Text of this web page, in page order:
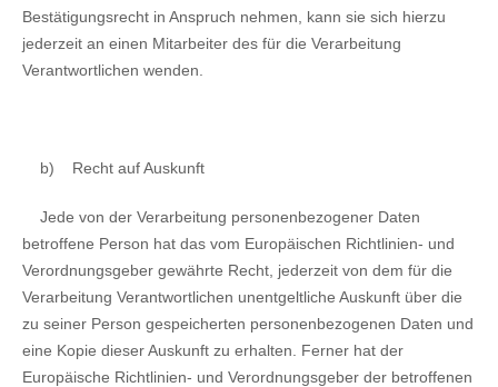
Bestätigungsrecht in Anspruch nehmen, kann sie sich hierzu
jederzeit an einen Mitarbeiter des für die Verarbeitung
Verantwortlichen wenden.
b) Recht auf Auskunft
Jede von der Verarbeitung personenbezogener Daten
betroffene Person hat das vom Europäischen Richtlinien- und
Verordnungsgeber gewährte Recht, jederzeit von dem für die
Verarbeitung Verantwortlichen unentgeltliche Auskunft über die
zu seiner Person gespeicherten personenbezogenen Daten und
eine Kopie dieser Auskunft zu erhalten. Ferner hat der
Europäische Richtlinien- und Verordnungsgeber der betroffenen